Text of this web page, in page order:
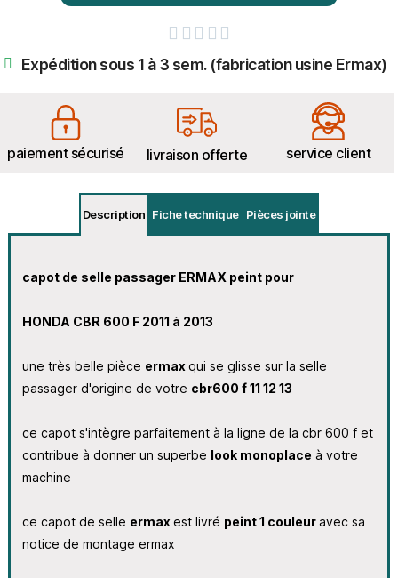
    
Expédition sous 1 à 3 sem. (fabrication usine Ermax)
paiement sécurisé livraison offerte service client
Description Fiche technique Pièces jointe
capot de selle passager ERMAX peint pour
HONDA CBR 600 F 2011 à 2013
une très belle pièce ermax qui se glisse sur la selle
passager d'origine de votre cbr600 f 11 12 13
ce capot s'intègre parfaitement à la ligne de la cbr 600 f et
contribue à donner un superbe look monoplace à votre
machine
ce capot de selle ermax est livré peint 1 couleuravec sa
notice de montage ermax